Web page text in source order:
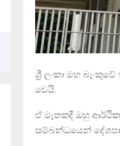
ශ්‍රී ලංකා මහ
වෙයි.
ඒ මෑතකදී ඔහු
සම්බන්ධයෙන්